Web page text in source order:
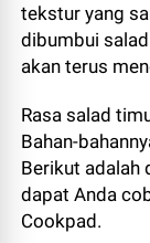
tekstur yang
dibumbui
akan terus
Rasa salad
Bahan-
Berikut adalah
dapat Anda
Cookpad.